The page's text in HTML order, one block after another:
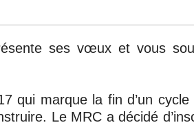
ses vœux et vous
qui marque la fin d’un
Le MRC a décidé